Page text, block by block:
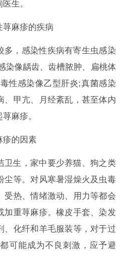
生。
荨麻疹的疾病
多，感染性疾病有寄生虫感染
染像龋齿、齿槽脓肿、扁桃体
性感染像乙型肝炎;真菌感染
、甲亢、月经紊乱，甚至体内
麻疹。
疹的因素
卫生，家中要少养猫、狗之类
尘等。对风寒暑湿燥火及虫毒
受热、情绪激动、用力等都会
加重荨麻疹。橡皮手套、染发
、化纤和羊毛服装等，对于过
可能成为不良刺激，应予避